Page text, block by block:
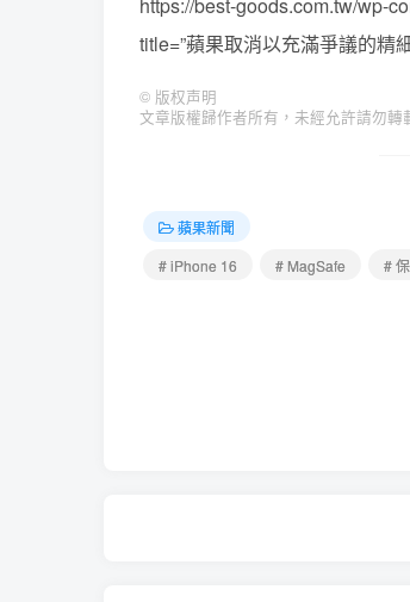
title=”蘋果取消以充滿爭議的精
© 版权声明
文章版權歸作者所有，未經允許請勿轉
蘋果新聞
# iPhone 16
# MagSafe #